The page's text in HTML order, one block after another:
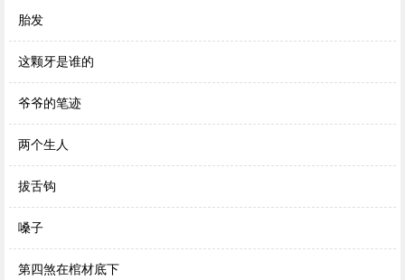
胎发
这颗牙是谁的
爷爷的笔迹
两个生人
拔舌钩
嗓子
第四煞在棺材底下